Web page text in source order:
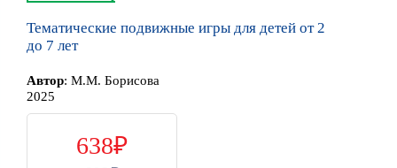
Тематические подвижные игры для детей от 2
до 7 лет
Автор: М.М. Борисова
2025
638